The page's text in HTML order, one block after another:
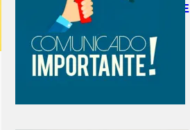
sobre emissão de LME
durante a pandemia